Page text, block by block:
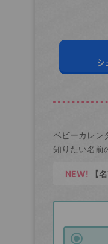
シ
ベビーカレン
知りたい名前
NEW! 【